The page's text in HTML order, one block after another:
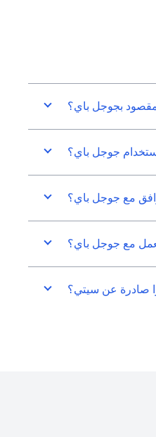
بجوجل باي؟
جوجل باي؟
مع جوجل باي؟
مع جوجل باي؟
صادرة عن سيتي؟